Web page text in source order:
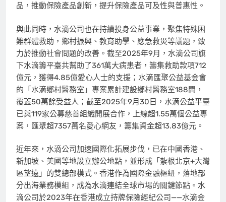
品，推動保險產品創新，提升保險產品可及性與普惠性。
與此同時，水滴公司也在持續投身公益事業，聚焦特殊困
難群體救助，鄉村振興、教育助學、應急救災等議題，致
力於推動社會問題的改善。截至2025年9月，水滴公司旗
下水滴籌平臺共幫助了361萬大病患者，籌集救助款項712
億元，獲得4.85億愛心人士的支援；水滴匯聚公益基金會
的「水滴鄉村醫務室」專案累計建設鄉村醫務室188間，
覆蓋50萬餘受益人；截至2025年9月30日，水滴公益平臺
已與119家公募慈善組織開展合作，上線超1.55萬個公益專
案，匯聚超7357萬名愛心網友，籌集資金超13.83億元。
近年來，水滴公司加速國際化拓展步伐，已在中國香港、
新加坡、美國等地設立辦公地點，並形成「紮根北京+大灣
區望遠」的雙總部模式。香港作為國際金融樞紐，落地部
分出海業務模組，成為水滴連結全球市場的關鍵節點。水
滴公司於2023年在香港成立持牌保險經紀公司——水滴金